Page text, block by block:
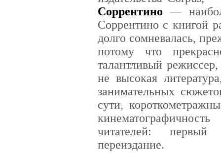
Соррентино —
Соррентино с книгой
долго сомневалась,
потому что
талантливый
не высокая
занимательных
сути,
читателей:
переиздание.